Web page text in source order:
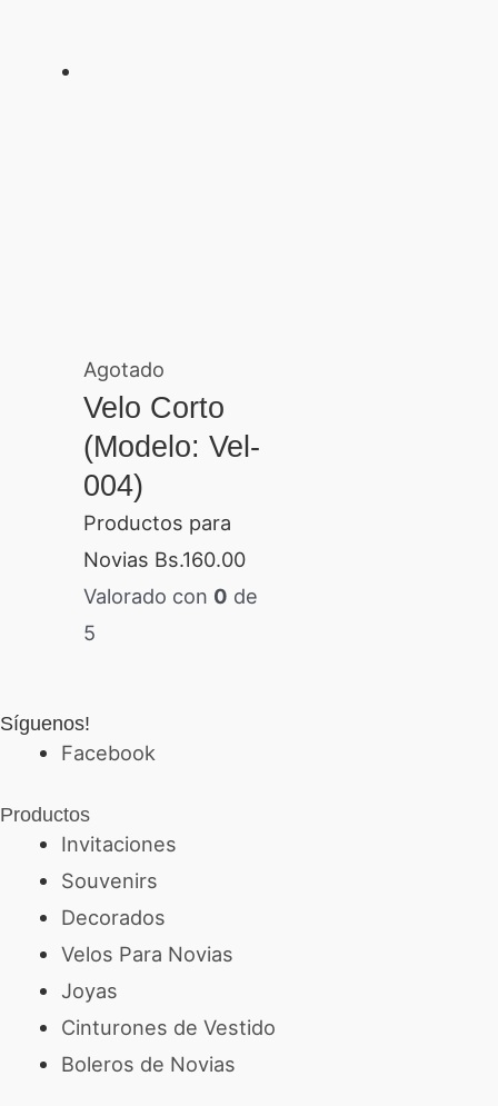
Agotado
Velo Corto
(Modelo: Vel-
004)
Productos para
Novias Bs.160.00
Valorado con 0 de
5
Síguenos!
Facebook
Productos
Invitaciones
Souvenirs
Decorados
Velos Para Novias
Joyas
Cinturones de Vestido
Boleros de Novias